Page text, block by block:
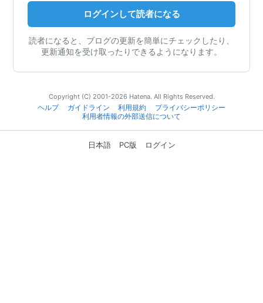
ログインして読者になる
読者になると、ブログの更新を簡単にチェックしたり、
更新通知を受け取ったりできるようになります。
Copyright (C) 2001-2026 Hatena. All Rights Reserved.
ヘルプ
ガイドライン 利用規約
プライバシーポリシー
利用者情報の外部送信について
日本語 PC版 ログイン